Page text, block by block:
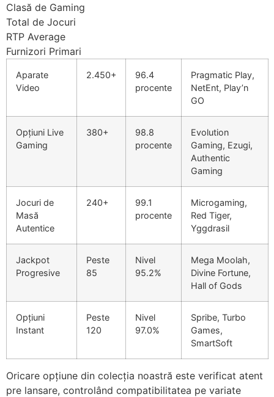
Panel
Panel
Panel
Panel
panel
panel
panel
Clasă de Gaming
Total de Jocuri
RTP Average
Furnizori Primari
Aparate
Video
2.450+
96.4
procente
Pragmatic Play,
NetEnt, Play’n
GO
Opțiuni Live
Gaming
380+
98.8
procente
Evolution
Gaming, Ezugi,
Authentic
Gaming
Jocuri de
Masă
Autentice
240+
99.1
procente
Microgaming,
Red Tiger,
Yggdrasil
Jackpot
Progresive
Peste
85
Nivel
95.2%
Mega Moolah,
Divine Fortune,
Hall of Gods
Opțiuni
Instant
Peste
120
Nivel
97.0%
Spribe, Turbo
Games,
SmartSoft
Oricare opțiune din colecția noastră este verificat atent
pre lansare, controlând compatibilitatea pe variate